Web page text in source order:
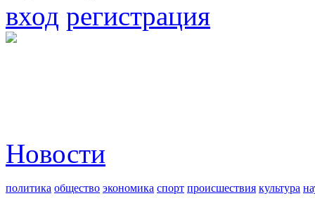
вход регистрация
Новости
политика общество экономика спорт происшествия культура